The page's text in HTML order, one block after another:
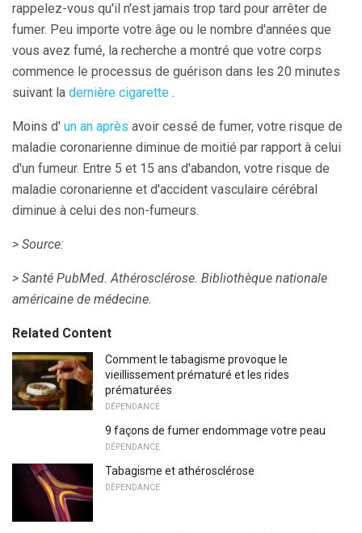
rappelez-vous qu'il n'est jamais trop tard pour arrêter de
fumer. Peu importe votre âge ou le nombre d'années que
vous avez fumé, la recherche a montré que votre corps
commence le processus de guérison dans les 20 minutes
suivant la dernière cigarette .
Moins d' un an après avoir cessé de fumer, votre risque de
maladie coronarienne diminue de moitié par rapport à celui
d'un fumeur. Entre 5 et 15 ans d'abandon, votre risque de
maladie coronarienne et d'accident vasculaire cérébral
diminue à celui des non-fumeurs.
> Source:
> Santé PubMed. Athérosclérose. Bibliothèque nationale
américaine de médecine.
Related Content
Comment le tabagisme provoque le
vieillissement prématuré et les rides
prématurées
DÉPENDANCE
9 façons de fumer endommage votre peau
DÉPENDANCE
Tabagisme et athérosclérose
DÉPENDANCE